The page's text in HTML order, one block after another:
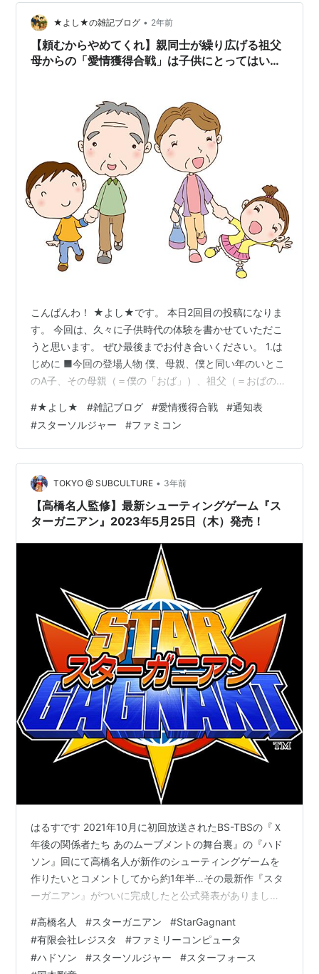
ファミコン版が「スターフォース」「ヘクター’87」
と共に収録
GC/PS2版の移植
ファミコン版が「スターフォース」「ヘクター’87」
PCエンジンで発売された「スーパースターソルジャ
ー」「ファイナルソルジャー」「ソルジャーブレイド」
「スターパロジャー」を収録
★よし★の雑記ブログ • 2年前
【頼むからやめてくれ】親同士が繰り広げる祖父
母からの「愛情獲得合戦」は子供にとってはいい
こんばんわ！ ★よし★です。 本日2回目の投稿になりま
す。 今回は、久々に子供時代の体験を書かせていただこ
うと思います。 ぜひ最後までお付き合いください。 1.は
じめに ■今回の登場人物 僕、母親、僕と同い年のいとこ
のA子、その母親（＝僕の「おば」）、祖父（＝おばの
子より僕のほうが祖父からかわいがられていた。おばは
それが面白くない。 勉強は当時はA子のほうが僕よりも
できた。母親はそれが面白くない。 母親とおばは表面上
はうまくやっているが、本心ではお互いのことが嫌い。
2.それでは、本題に入らせていただきます！ まだ具体的
なことは何も書いてい…
#★よし★ #雑記ブログ #愛情獲得合戦 #通知表
#スターソルジャー #ファミコン
TOKYO @ SUBCULTURE • 3年前
【高橋名人監修】最新シューティングゲーム『ス
ターガニアン』2023年5月25日（木）発売！
はるすです 2021年10月に初回放送されたBS-TBSの『Ｘ
年後の関係者たち あのムーブメントの舞台裏』の『ハド
ソン』回にて高橋名人が新作のシューティングゲームを
作りたいとコメントしてから約1年半…その最新作『スタ
ーガニアン』がついに完成したと公式発表がありまし
タガニストの認定を頂きました(^_-)-☆ 発売日は2023年
5月25日（木）予約販売開始日の5月11日（木）から体験
版の配信も始まります。このゲームは『レイジングブラ
#高橋名人 #スターガニアン #StarGagnant
#有限会社レジスタ #ファミリーコンピュータ
#ハドソン #スターソルジャー #スターフォース